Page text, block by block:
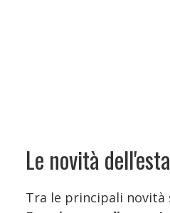
Le novità
Tra le principali novità